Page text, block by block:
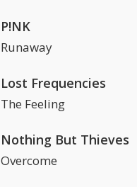
P!NK
Runaway
Lost Frequencies
The Feeling
Nothing But Thieves
Overcome